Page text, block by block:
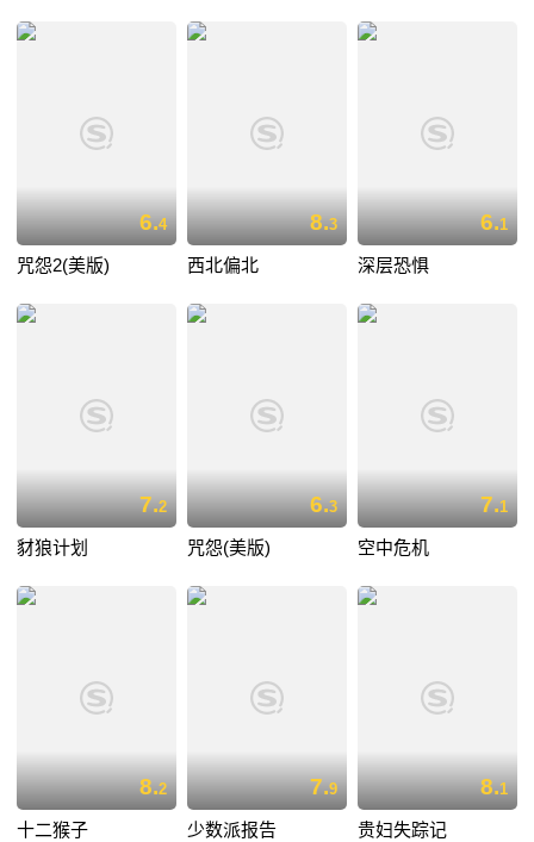
6.4
咒怨2(美版)
8.3
西北偏北
6.1
深层恐惧
7.2
豺狼计划
6.3
咒怨(美版)
7.1
空中危机
8.2
十二猴子
7.9
少数派报告
8.1
贵妇失踪记